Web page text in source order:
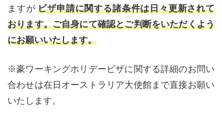
ますが ビザ申請に関する諸条件は日々更新されて
おります。ご自身にて確認とご判断をいただくよう
にお願いいたします。
※豪ワーキングホリデービザに関する詳細のお問い
合わせは在日オーストラリア大使館まで直接お願い
いたします。